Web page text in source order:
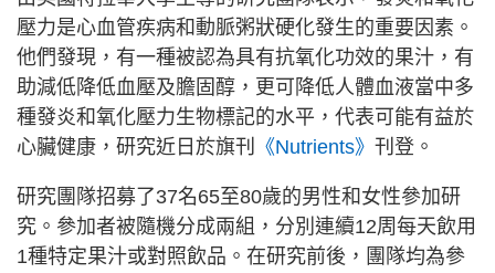
壓力是心血管疾病和動脈粥狀硬化發生的重要因素。
他們發現，有一種被認為具有抗氧化功效的果汁，有
助減低降低血壓及膽固醇，更可降低人體血液當中多
種發炎和氧化壓力生物標記的水平，代表可能有益於
心臟健康，研究近日於旗刊
《Nutrients》 刊登。
研究團隊招募了37名65至80歲的男性和女性參加研
究。參加者被隨機分成兩組，分別連續12周每天飲用
1種特定果汁或對照飲品。在研究前後，團隊均為參